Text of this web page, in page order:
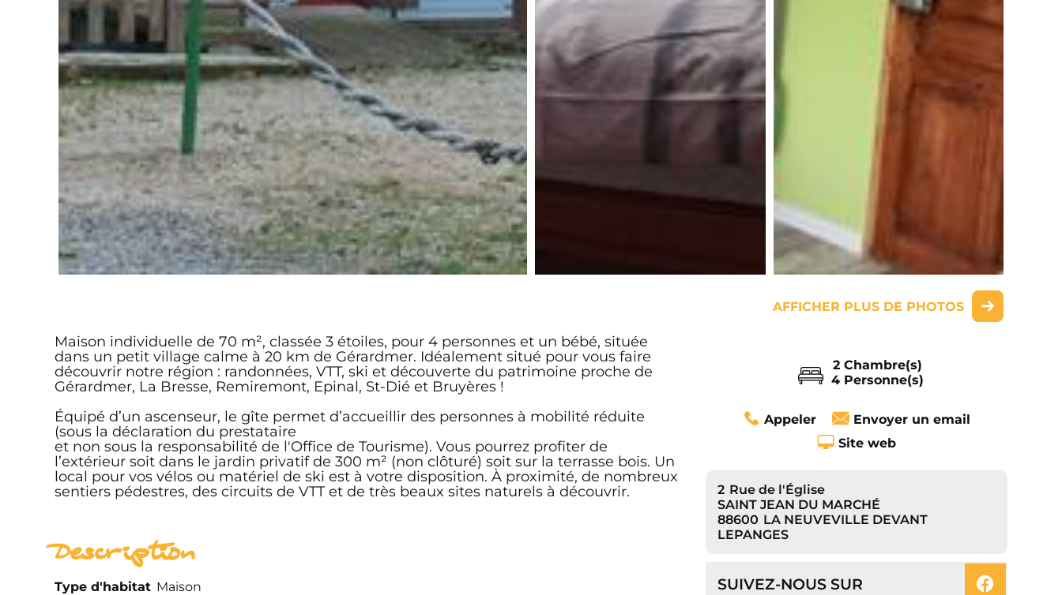
AFFICHER PLUS DE PHOTOS
2 Chambre(s)
4 Personne(s)
Appeler
Envoyer un email
Site web
2 Rue de l'Église
SAINT JEAN DU MARCHÉ
88600 LA NEUVEVILLE DEVANT
LEPANGES
SUIVEZ-NOUS SUR
Maison individuelle de 70 m², classée 3 étoiles, pour 4 personnes et un bébé, située
dans un petit village calme à 20 km de Gérardmer. Idéalement situé pour vous faire
découvrir notre région : randonnées, VTT, ski et découverte du patrimoine proche de
Gérardmer, La Bresse, Remiremont, Epinal, St-Dié et Bruyères !
Équipé d’un ascenseur, le gîte permet d’accueillir des personnes à mobilité réduite
(sous la déclaration du prestataire
et non sous la responsabilité de l'Office de Tourisme). Vous pourrez profiter de
l’extérieur soit dans le jardin privatif de 300 m² (non clôturé) soit sur la terrasse bois. Un
local pour vos vélos ou matériel de ski est à votre disposition. À proximité, de nombreux
sentiers pédestres, des circuits de VTT et de très beaux sites naturels à découvrir.
Description
Type d'habitat Maison